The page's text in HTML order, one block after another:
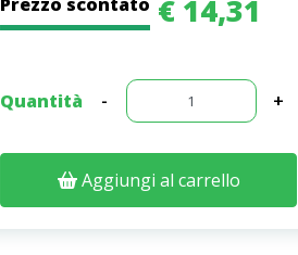
€ 14,31
Quantità - +
Aggiungi al carrello